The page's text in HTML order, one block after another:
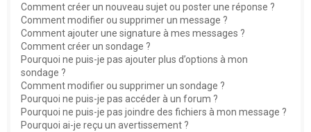
Comment créer un nouveau sujet ou poster une réponse ?
Comment modifier ou supprimer un message ?
Comment ajouter une signature à mes messages ?
Comment créer un sondage ?
Pourquoi ne puis-je pas ajouter plus d’options à mon
sondage ?
Comment modifier ou supprimer un sondage ?
Pourquoi ne puis-je pas accéder à un forum ?
Pourquoi ne puis-je pas joindre des fichiers à mon message ?
Pourquoi ai-je reçu un avertissement ?